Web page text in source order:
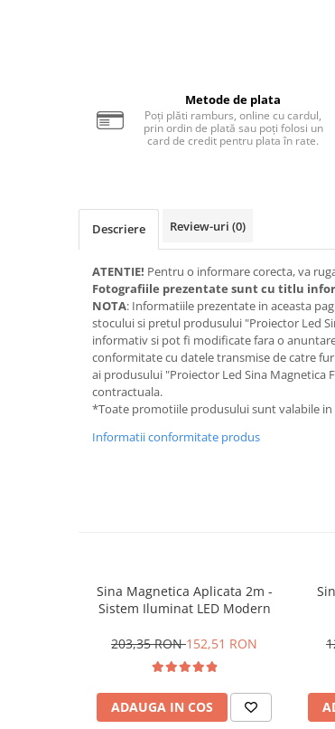
In functie de destinatie
Iluminat baie
Iluminat camera copilului
Iluminat scari
Iluminat terasa si curte
Iluminat birou
Iluminat spatiu comercial
Iluminat hala industriala
Metode de plata
Poți plăti ramburs, online cu cardul,
prin ordin de plată sau poți folosi un
card de credit pentru plata în rate.
Descriere Review-uri (0)
ATENTIE! Pentru o informare corecta, va
Fotografiile prezentate sunt cu titlu
NOTA: Informatiile prezentate in aceasta
stocului si pretul produsului "Proiector Led
informativ si pot fi modificate fara o
conformitate cu datele transmise de catre
ai produsului "Proiector Led Sina Magnetica
contractuala.
*Toate promotiile produsului sunt valabile
Informatii conformitate produs
Sina Magnetica Aplicata 2m -
Sistem Iluminat LED Modern
203,35 RON152,51 RON
ADAUGA IN COS